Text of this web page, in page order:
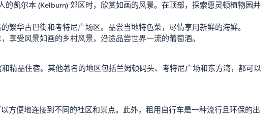
凯尔本 (Kelburn) 郊区时，欣赏如画的风景。在顶部，探索惠灵顿植物园并
华古巴街和考特尼广场区。品尝当地特色菜，尽情享用新鲜的海鲜。
享受风景如画的乡村风景，沿途品尝世界一流的葡萄酒。
精品住宿。其他著名的地区包括兰姆顿码头、考特尼广场和东方湾，都可以
方便地连接到不同的社区和景点。此外，租用自行车是一种流行且环保的出